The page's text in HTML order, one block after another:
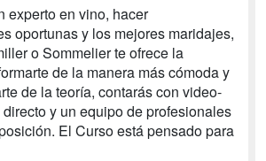
experto en vino, hacer
oportunas y los mejores maridajes,
o Sommelier te ofrece la
de la manera más cómoda y
de la teoría, contarás con video-
y un equipo de profesionales
El Curso está pensado para